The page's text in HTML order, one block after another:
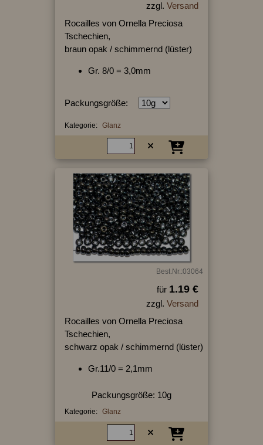
zzgl. Versand
Rocailles von Ornella Preciosa
Tschechien,
braun opak / schimmernd (lüster)
Gr. 8/0 = 3,0mm
Packungsgröße:
Kategorie: Glanz
Best.Nr.:03064
für 1.19 €
zzgl. Versand
Rocailles von Ornella Preciosa
Tschechien,
schwarz opak / schimmernd (lüster)
Gr.11/0 = 2,1mm
Packungsgröße: 10g
Kategorie: Glanz